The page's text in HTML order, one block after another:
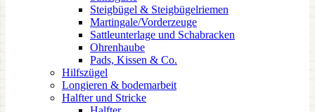
Steigbügel & Steigbügelriemen
Martingale/Vorderzeuge
Sattleunterlage und Schabracken
Ohrenhaube
Pads, Kissen & Co.
Hilfszügel
Longieren & bodemarbeit
Halfter und Stricke